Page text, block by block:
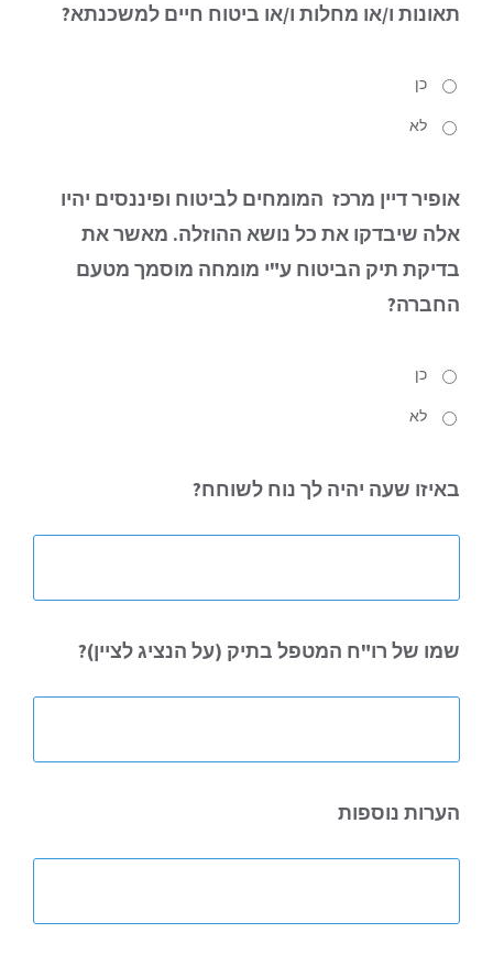
תאונות ו/או מחלות ו/או ביטוח חיים למשכנתא?
כן
לא
אופיר דיין מרכז המומחים לביטוח ופיננסים יהיו
אלה שיבדקו את כל נושא ההוזלה. מאשר את
בדיקת תיק הביטוח ע"י מומחה מוסמך מטעם
החברה?
כן
לא
באיזו שעה יהיה לך נוח לשוחח?
שמו של רו"ח המטפל בתיק (על הנציג לציין)?
הערות נוספות